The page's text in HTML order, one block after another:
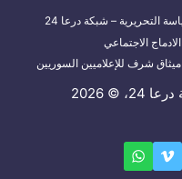
التحريرية – شبكة درعا 24
الاجتماعي
ميثاق شرف للإعلاميين السوريين
2026